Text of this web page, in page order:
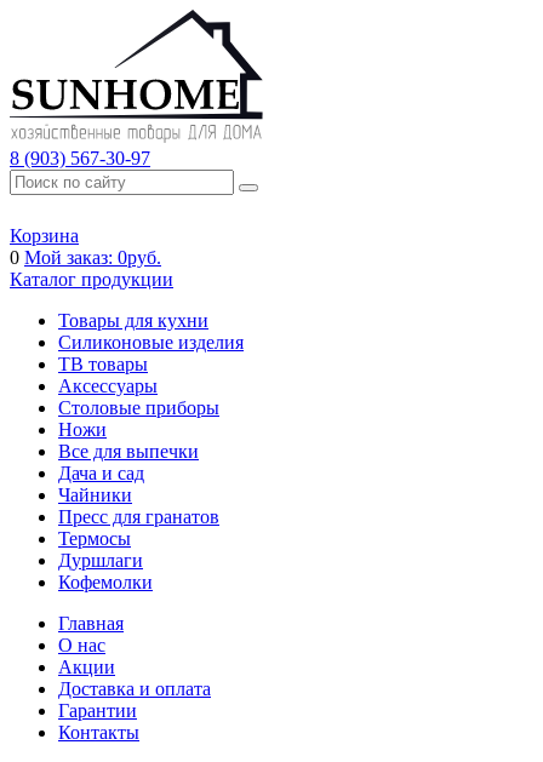
8 (903) 567-30-97
Корзина
0 Мой заказ: 0руб.
Каталог продукции
Товары для кухни
Силиконовые изделия
ТВ товары
Аксессуары
Столовые приборы
Ножи
Все для выпечки
Дача и сад
Чайники
Пресс для гранатов
Термосы
Дуршлаги
Кофемолки
Главная
О нас
Акции
Доставка и оплата
Гарантии
Контакты